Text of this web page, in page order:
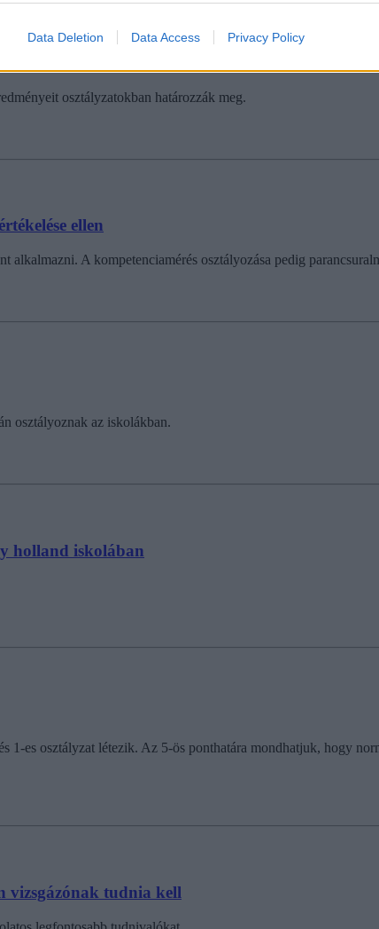
Data Deletion Data Access Privacy Policy
osztályozását
osztályzatokban határozzák meg.
ellen
alkalmazni. A kompetenciamérés osztályozása pedig
osztályoznak az iskolákban.
holland iskolában
1-es osztályzat létezik. Az 5-ös ponthatára mondhatjuk, hogy
vizsgázónak tudnia kell